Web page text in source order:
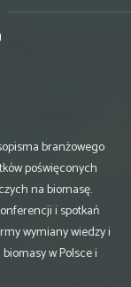
branżowego
poświęconych
na biomasę.
i spotkań
wymiany wiedzy i
w Polsce i